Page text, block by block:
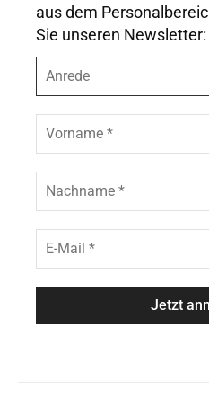
aus dem
Sie unseren Newsletter:
r
e
e
r
n
m
c
h
a
M
a
l